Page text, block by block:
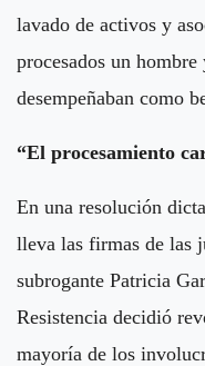
lavado de activos y
procesados un
desempeñaban como
“El procesamiento
En una resolución
lleva las firmas de las
subrogante Patricia
Resistencia decidió
mayoría de los